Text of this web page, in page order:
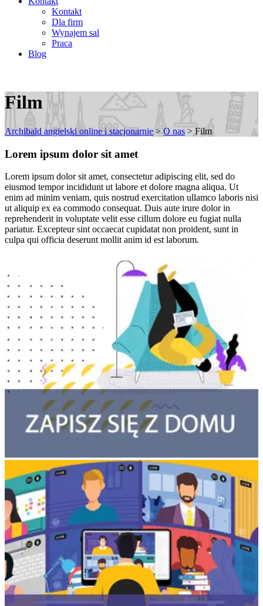
Kontakt
Dla firm
Wynajem sal
Praca
Blog
Film
Archibald angielski online i stacjonarnie>O nas > Film
Lorem ipsum dolor sit amet
Lorem ipsum dolor sit amet, consectetur adipiscing elit, sed do
eiusmod tempor incididunt ut labore et dolore magna aliqua. Ut
enim ad minim veniam, quis nostrud exercitation ullamco laboris nisi
ut aliquip ex ea commodo consequat. Duis aute irure dolor in
reprehenderit in voluptate velit esse cillum dolore eu fugiat nulla
pariatur. Excepteur sint occaecat cupidatat non proident, sunt in
culpa qui officia deserunt mollit anim id est laborum.